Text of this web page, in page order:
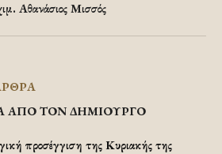
Αθανάσιος Μισσός
ΑΠΟ ΤΟΝ ΔΗΜΙΟΥΡΓΟ
προσέγγιση της Κυριακής της